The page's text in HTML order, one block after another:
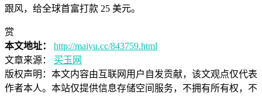
跟风，给全球首富打款 25 美元。
赏
本文地址：
http://maiyu.cc/843759.html
文章来源：
买玉网
版权声明： 本文内容由互联网用户自发贡献，该文观点仅代表
作者本人。本站仅提供信息存储空间服务，不拥有所有权，不